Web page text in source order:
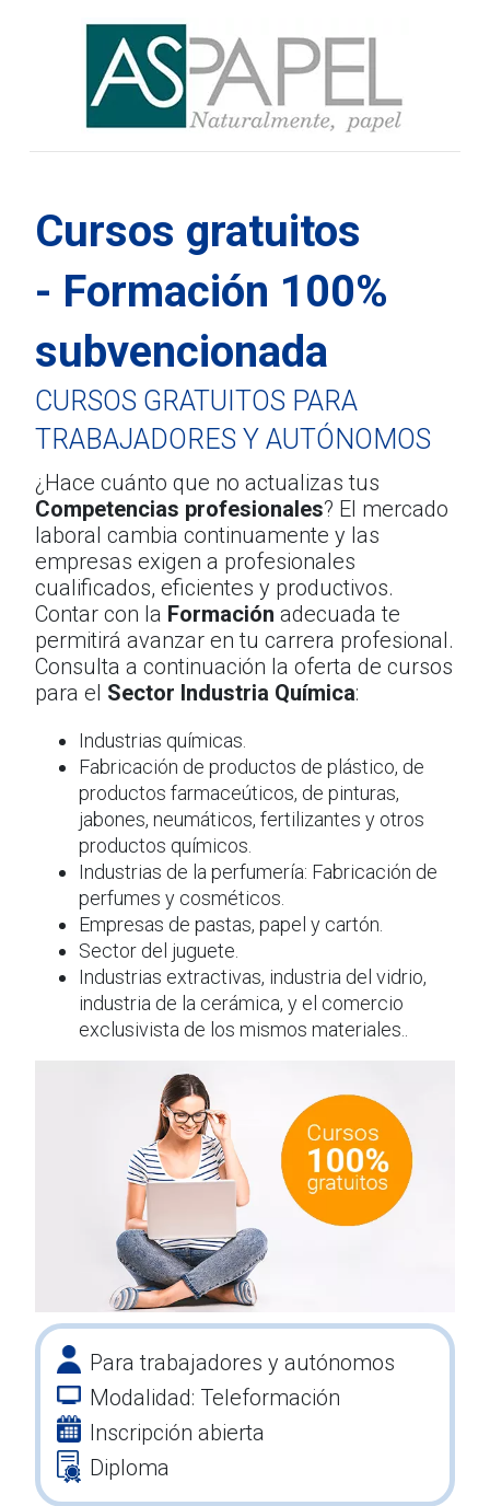
Cursos gratuitos
- Formación 100%
subvencionada
CURSOS GRATUITOS PARA
TRABAJADORES Y AUTÓNOMOS
¿Hace cuánto que no actualizas tus
Competencias profesionales? El mercado
laboral cambia continuamente y las
empresas exigen a profesionales
cualificados, eficientes y productivos.
Contar con la Formación adecuada te
permitirá avanzar en tu carrera profesional.
Consulta a continuación la oferta de cursos
para el Sector Industria Química:
Industrias químicas.
Fabricación de productos de plástico, de
productos farmaceúticos, de pinturas,
jabones, neumáticos, fertilizantes y otros
productos químicos.
Industrias de la perfumería: Fabricación de
perfumes y cosméticos.
Empresas de pastas, papel y cartón.
Sector del juguete.
Industrias extractivas, industria del vidrio,
industria de la cerámica, y el comercio
exclusivista de los mismos materiales..
Para trabajadores y autónomos
Modalidad: Teleformación
Inscripción abierta
Diploma